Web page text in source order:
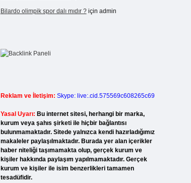
Bilardo olimpik spor dalı mıdır ?için admin
Reklam ve İletişim: Skype: live:.cid.575569c608265c69
Yasal Uyarı: Bu internet sitesi, herhangi bir marka,
kurum veya şahıs şirketi ile hiçbir bağlantısı
bulunmamaktadır. Sitede yalnızca kendi hazırladığımız
makaleler paylaşılmaktadır. Burada yer alan içerikler
haber niteliği taşımamakta olup, gerçek kurum ve
kişiler hakkında paylaşım yapılmamaktadır. Gerçek
kurum ve kişiler ile isim benzerlikleri tamamen
tesadüfidir.